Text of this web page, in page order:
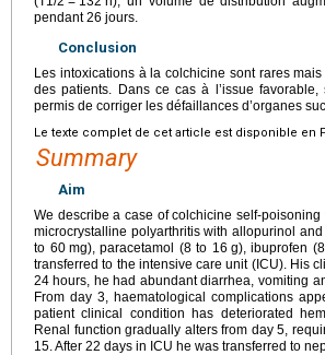
pendant 26 jours.
Conclusion
Les intoxications à la colchicine sont rares
des patients. Dans ce cas à l’issue
permis de corriger les défaillances d’organes
Le texte complet de cet article est disponible en
Summary
Aim
We describe a case of colchicine self-
microcrystalline polyarthritis with allopurinol
to 60 mg), paracetamol (8 to 16 g), ibuprofen (8
transferred to the intensive care unit (ICU). His
24 hours, he had abundant diarrhea, vomiting
From day 3, haematological complications
patient clinical condition has deteriorated
Renal function gradually alters from day 5,
15. After 22 days in ICU he was transferred to